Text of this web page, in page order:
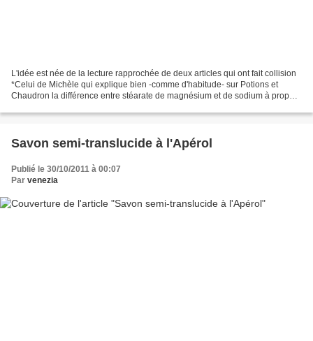
L'idée est née de la lecture rapprochée de deux articles qui ont fait collision
*Celui de Michèle qui explique bien -comme d'habitude- sur Potions et
Chaudron la différence entre stéarate de magnésium et de sodium à propos
Savon semi-translucide à l'Apérol
Publié le 30/10/2011 à 00:07
Par venezia